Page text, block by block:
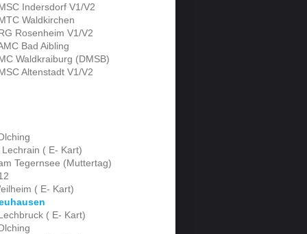
Indersdorf V1/V2
Waldkirchen
Rosenheim V1/V2
Bad Aibling
Waldkraiburg (DMSB)
Altenstadt V1/V2
( E- Kart)
Tegernsee (Muttertag)
( E- Kart)
( E- Kart)